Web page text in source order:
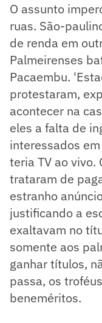
O assunto
ruas. São-
de renda em
Palmeirenses
Pacaembu.
protestaram,
acontecer na
eles a falta de
interessados
teria TV ao vivo.
trataram de
estranho
justificando a
exaltavam no
somente aos
ganhar títulos,
passa, os
beneméritos.